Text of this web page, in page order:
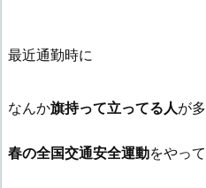
最近通勤時に
なんか旗持って立ってる人が
春の全国交通安全運動をやっ